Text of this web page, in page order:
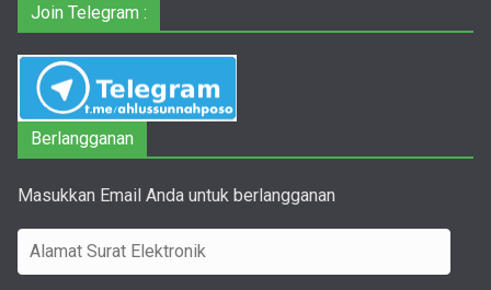
Join Telegram :
Berlangganan
Masukkan Email Anda untuk berlangganan
l